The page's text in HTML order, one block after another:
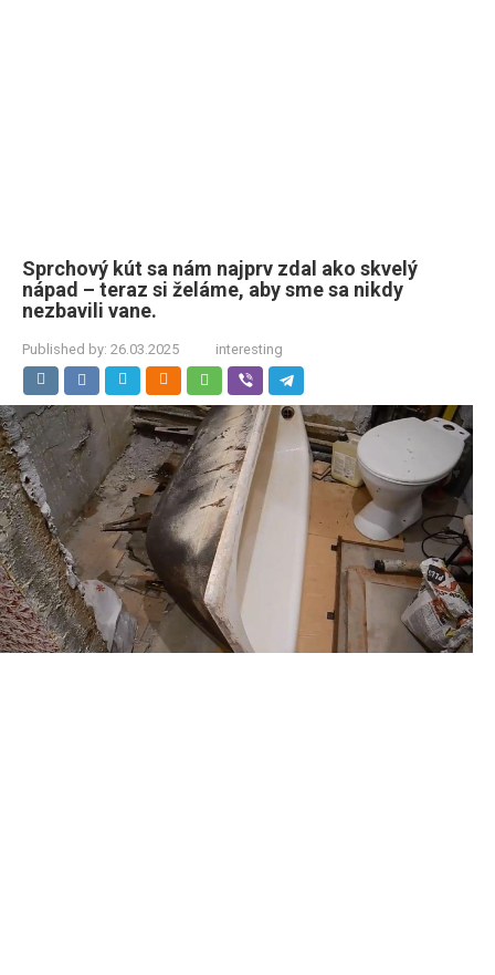
Sprchový kút sa nám najprv zdal ako skvelý
nápad – teraz si želáme, aby sme sa nikdy
nezbavili vane.
Published by: 26.03.2025 interesting